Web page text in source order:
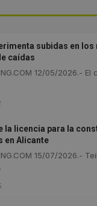
subidas en
caídas
12/05/2026.-
la licencia para la
en Alicante
15/07/2026.-